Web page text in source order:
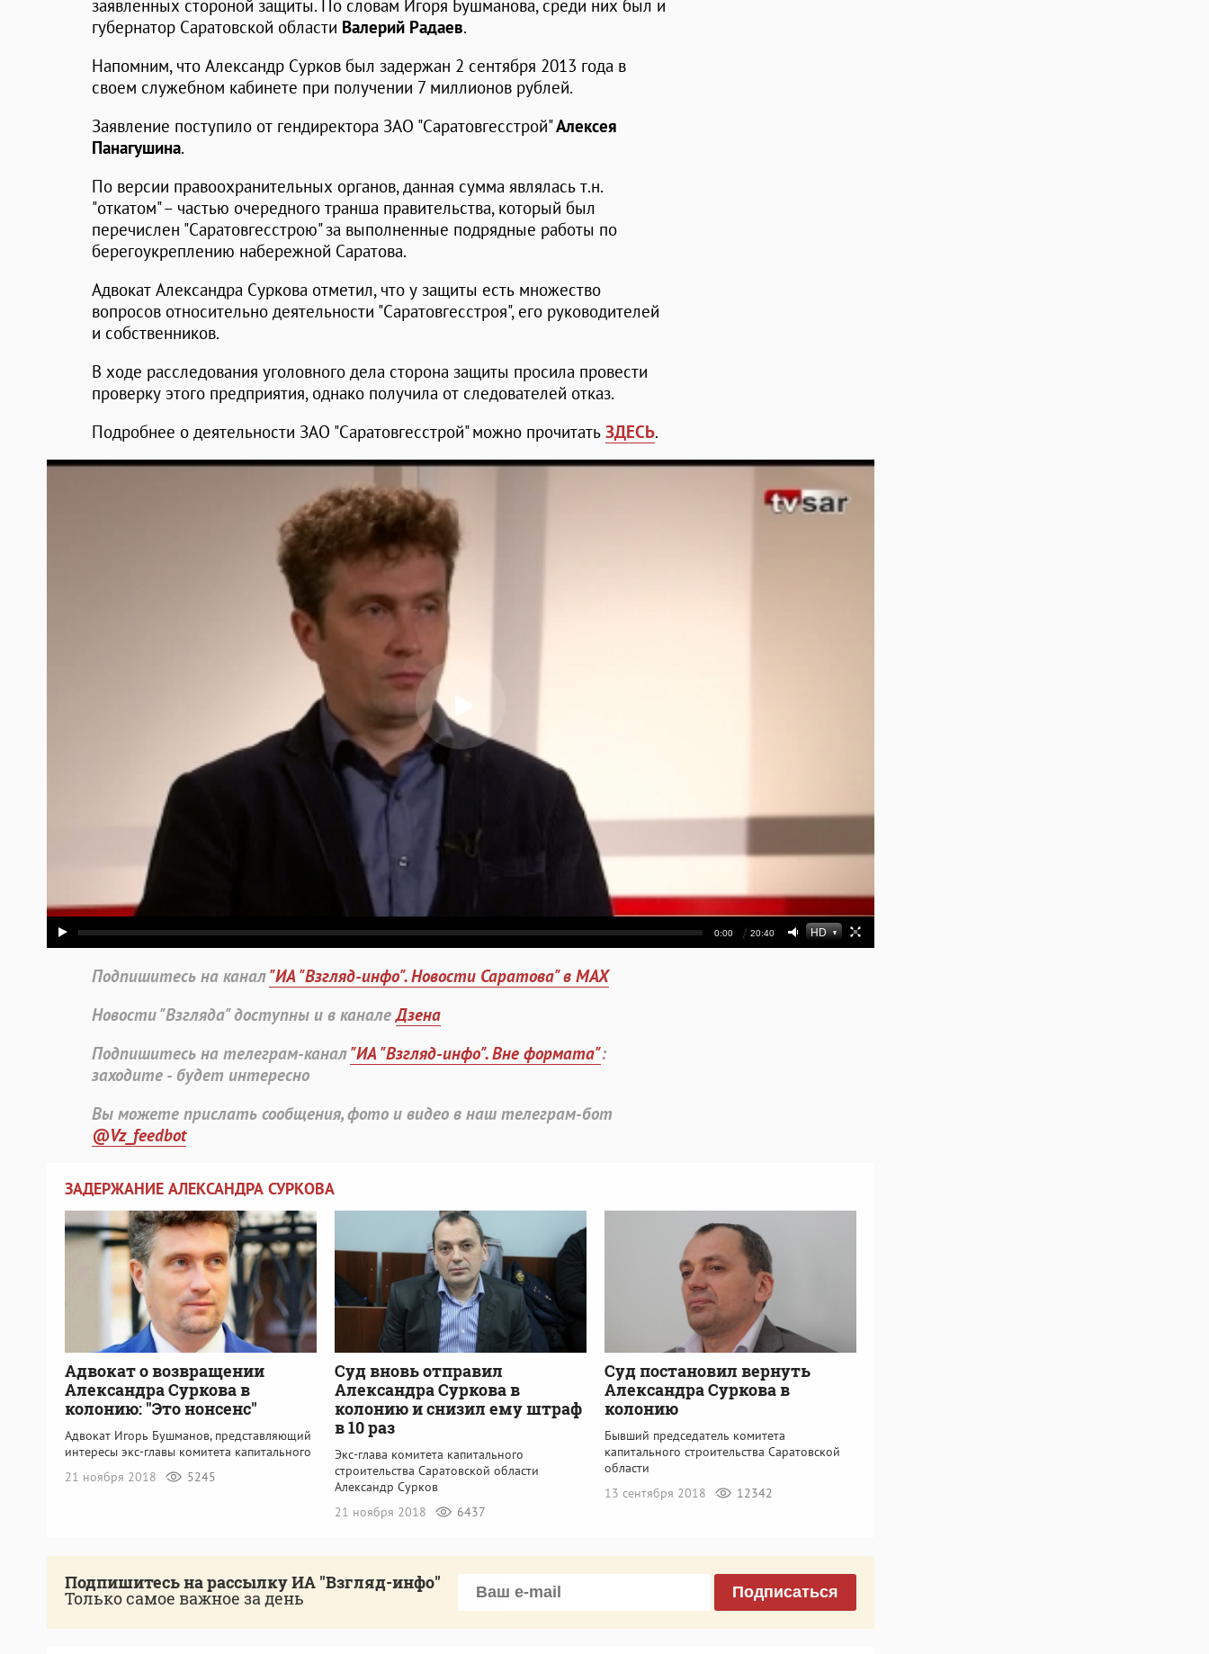
заявленных стороной защиты. По словам Игоря Бушманова, среди них был и
губернатор Саратовской области Валерий Радаев.
Напомним, что Александр Сурков был задержан 2 сентября 2013 года в
своем служебном кабинете при получении 7 миллионов рублей.
Заявление поступило от гендиректора ЗАО "Саратовгесстрой"Алексея
Панагушина.
По версии правоохранительных органов, данная сумма являлась т.н.
"откатом" – частью очередного транша правительства, который был
перечислен "Саратовгесстрою" за выполненные подрядные работы по
берегоукреплению набережной Саратова.
Адвокат Александра Суркова отметил, что у защиты есть множество
вопросов относительно деятельности "Саратовгесстроя", его руководителей
и собственников.
В ходе расследования уголовного дела сторона защиты просила провести
проверку этого предприятия, однако получила от следователей отказ.
Подробнее о деятельности ЗАО "Саратовгесстрой" можно прочитать ЗДЕСЬ.
Подпишитесь на канал"ИА "Взгляд-инфо". Новости Саратова" в MAX
Новости "Взгляда" доступны и в каналеДзена
Подпишитесь на телеграм-канал"ИА "Взгляд-инфо". Вне формата":
заходите - будет интересно
Вы можете прислать сообщения, фото и видео в наш телеграм-бот
@Vz_feedbot
ЗАДЕРЖАНИЕ АЛЕКСАНДРА СУРКОВА
Адвокат о возвращении
Александра Суркова в
колонию: "Это нонсенс"
Адвокат Игорь Бушманов, представляющий
интересы экс-главы комитета капитального
21 ноября 2018
5245
Суд вновь отправил
Александра Суркова в
колонию и снизил ему штраф
в 10 раз
Экс-глава комитета капитального
строительства Саратовской области
Александр Сурков
21 ноября 2018
6437
Суд постановил вернуть
Александра Суркова в
колонию
Бывший председатель комитета
капитального строительства Саратовской
области
13 сентября 2018
12342
Подпишитесь на рассылку ИА "Взгляд-инфо"
Только самое важное за день Подписаться